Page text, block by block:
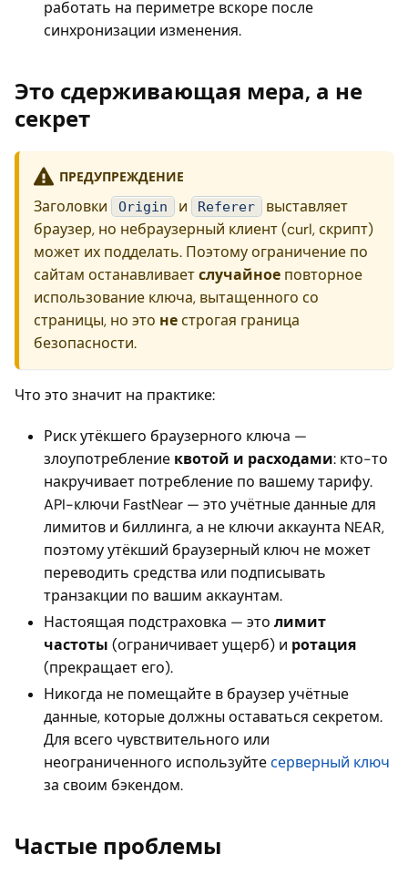
работать на периметре вскоре после
синхронизации изменения.
Это сдерживающая мера, а не
секрет
ПРЕДУПРЕЖДЕНИЕ
Заголовки Origin и Referer
выставляет
браузер, но небраузерный клиент (curl, скрипт)
может их подделать. Поэтому ограничение по
сайтам останавливаетслучайное повторное
использование ключа, вытащенного со
страницы, но это нестрогая граница
безопасности.
Что это значит на практике:
Риск утёкшего браузерного ключа —
злоупотребление квотой и расходами: кто-то
накручивает потребление по вашему тарифу.
API-ключи FastNear — это учётные данные для
лимитов и биллинга, а не ключи аккаунта NEAR,
поэтому утёкший браузерный ключ не может
переводить средства или подписывать
транзакции по вашим аккаунтам.
Настоящая подстраховка — это лимит
частоты (ограничивает ущерб) и ротация
(прекращает его).
Никогда не помещайте в браузер учётные
данные, которые должны оставаться секретом.
Для всего чувствительного или
неограниченного используйтесерверный ключ
за своим бэкендом.
Частые проблемы